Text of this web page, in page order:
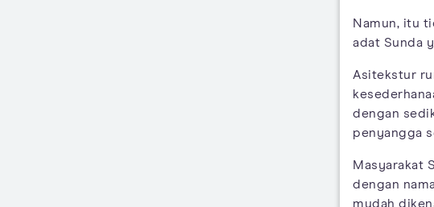
Namun, itu
adat Sunda
Asitekstur
dengan
penyangga
Masyarakat
dengan
mudah